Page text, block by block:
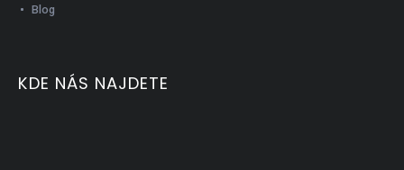
Blog
KDE NÁS NAJDETE